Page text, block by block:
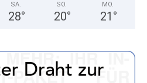
SA.
28°
SO.
20°
MO.
21 °